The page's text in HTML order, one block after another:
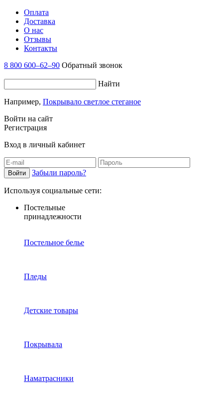
Оплата
Доставка
О нас
Отзывы
Контакты
8 800 600–62–90 Обратный звонок
Найти
Например, Покрывало светлое стеганое
Войти на сайт
Регистрация
Вход в личный кабинет
Забыли пароль?
Используя социальные сети:
Постельные
принадлежности
Постельное белье
Пледы
Детские товары
Покрывала
Наматрасники